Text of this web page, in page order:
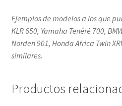
Ejemplos de modelos a los que
KLR 650, Yamaha Tenéré 700,
Norden 901, Honda Africa Twin
similares.
Productos